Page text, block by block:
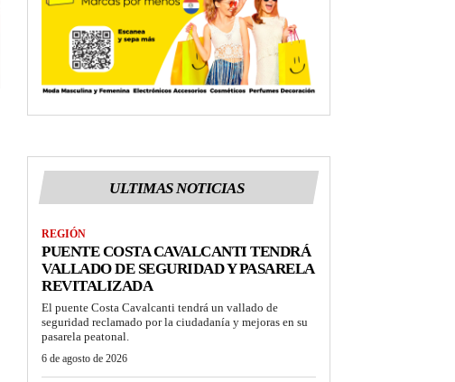
ULTIMAS NOTICIAS
REGIÓN
PUENTE COSTA CAVALCANTI TENDRÁ
VALLADO DE SEGURIDAD Y PASARELA
REVITALIZADA
El puente Costa Cavalcanti tendrá un vallado de
seguridad reclamado por la ciudadanía y mejoras en su
pasarela peatonal.
6 de agosto de 2026